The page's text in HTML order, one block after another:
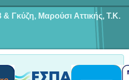
& Γκύζη, Μαρούσι Αττικής, Τ.Κ.